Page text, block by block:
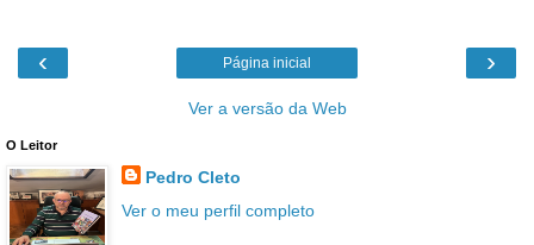
‹ ›
Página inicial
Ver a versão da Web
O Leitor
Pedro Cleto
Ver o meu perfil completo